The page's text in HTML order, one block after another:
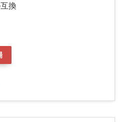
換